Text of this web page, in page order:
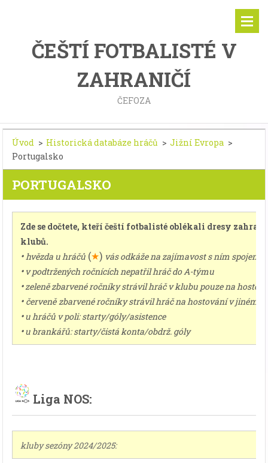
ČEŠTÍ FOTBALISTÉ V
ZAHRANIČÍ
ČEFOZA
Úvod > Historická databáze hráčů > Jižní Evropa >
Portugalsko
PORTUGALSKO
Zde se dočtete, kteří čeští fotbalisté oblékali dresy
klubů.
•hvězda u hráčů (★) vás odkáže na zajímavost s ním spojenou
•v podtržených ročnících nepatřil hráč do A-týmu
•zeleně zbarvené ročníky strávil hráč v klubu pouze na
• červeně zbarvené ročníky strávil hráč na hostování v jiném
•u hráčů v poli: starty/góly/asistence
•u brankářů: starty/čistá konta/obdrž. góly
Liga NOS:
kluby sezóny 2024/2025: